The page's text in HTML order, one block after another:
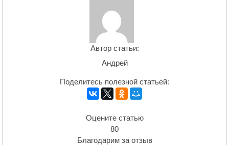
Автор статьи:
Андрей
Поделитесь полезной статьей:
Оцените статью
80
Благодарим за отзыв